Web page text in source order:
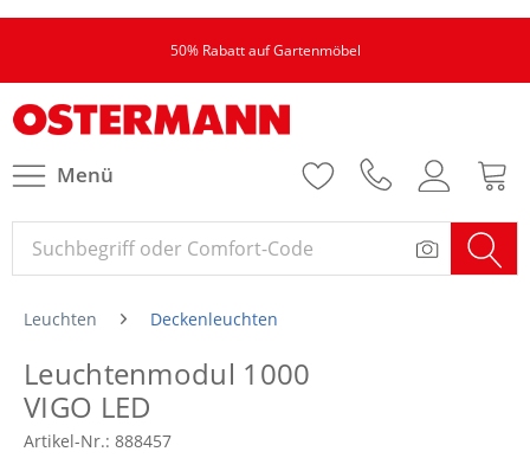
50% Rabatt auf Gartenmöbel
Menü
Leuchten Deckenleuchten
Leuchtenmodul 1000
VIGO LED
Artikel-Nr.: 888457